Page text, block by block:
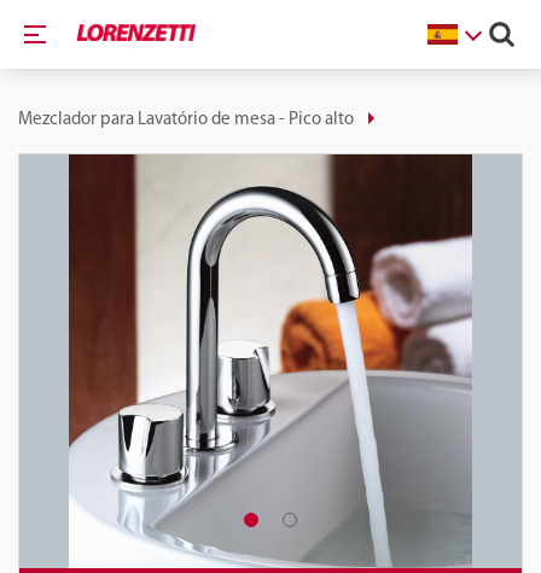
Mezclador para Lavatório de mesa - Pico alto